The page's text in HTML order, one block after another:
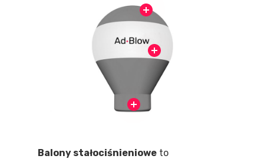
Balony stałociśnieniowe to